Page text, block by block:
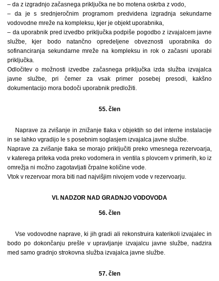
– da z izgradnjo začasnega priključka ne bo motena oskrba z vodo,
– da je s srednjeročnim programom predvidena izgradnja sekundarne
vodovodne mreže na kompleksu, kjer je objekt uporabnika,
– da uporabnik pred izvedbo priključka podpiše pogodbo z izvajalcem javne
službe, kjer bodo natančno opredeljene obveznosti uporabnika do
sofinanciranja sekundarne mreže na kompleksu in rok o začasni uporabi
priključka.
Odločitev o možnosti izvedbe začasnega priključka izda služba izvajalca
javne službe, pri čemer za vsak primer posebej presodi, kakšno
dokumentacijo mora bodoči uporabnik predložiti.
55. člen
Naprave za zvišanje in znižanje tlaka v objektih so del interne instalacije
in se lahko vgradijo le s posebnim soglasjem izvajalca javne službe.
Naprave za zvišanje tlaka se morajo priključiti preko vmesnega rezervoarja,
v katerega priteka voda preko vodomera in ventila s plovcem v primerih, ko iz
omrežja ni možno zagotavljati črpalne količine vode.
Vtok v rezervoar mora biti nad najvišjim nivojem vode v rezervoarju.
VI. NADZOR NAD GRADNJO VODOVODA
56. člen
Vse vodovodne naprave, ki jih gradi ali rekonstruira katerikoli izvajalec in
bodo po dokončanju prešle v upravljanje izvajalcu javne službe, nadzira
med samo gradnjo strokovna služba izvajalca javne službe.
57. člen